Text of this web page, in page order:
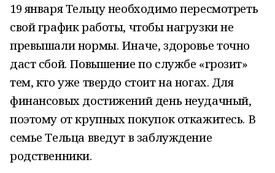
19 января Тельцу необходимо пересмотреть
свой график работы, чтобы нагрузки не
превышали нормы. Иначе, здоровье точно
даст сбой. Повышение по службе «грозит»
тем, кто уже твердо стоит на ногах. Для
финансовых достижений день неудачный,
поэтому от крупных покупок откажитесь. В
семье Тельца введут в заблуждение
родственники.